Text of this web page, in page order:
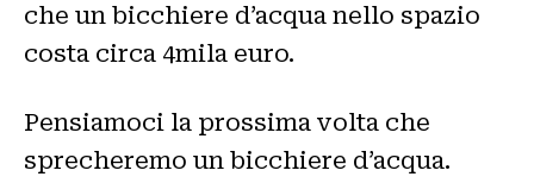
che un bicchiere d’acqua nello spazio
costa circa 4mila euro.
Pensiamoci la prossima volta che
sprecheremo un bicchiere d’acqua.